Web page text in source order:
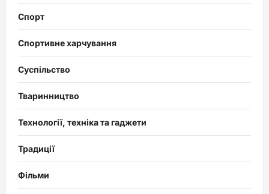
Спорт
Спортивне харчування
Суспільство
Тваринництво
Технології, техніка та гаджети
Традиції
Фільми